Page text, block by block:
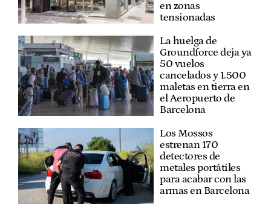
en zonas
tensionadas
La huelga de
Groundforce deja ya
50 vuelos
cancelados y 1.500
maletas en tierra en
el Aeropuerto de
Barcelona
Los Mossos
estrenan 170
detectores de
metales portátiles
para acabar con las
armas en Barcelona